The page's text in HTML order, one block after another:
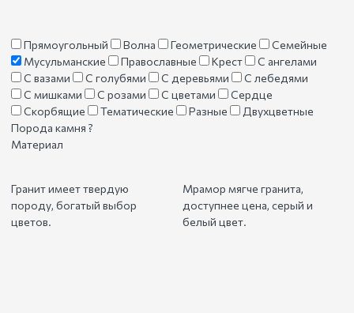
Прямоугольный Волна Геометрические
Семейные
Мусульманские
Православные Крест
С ангелами
С вазами
С голубями С деревьями
С лебедями
С мишками
С розами С цветами
Сердце
Скорбящие
Тематические Разные
Двухцветные
Порода камня ?
Материал
Гранит имеет твердую
породу, богатый выбор
цветов.
Мрамор мягче гранита,
доступнее цена, серый и
белый цвет.